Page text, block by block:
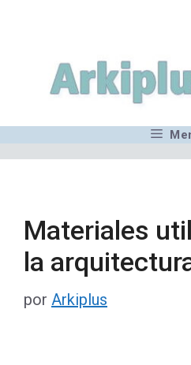
contenido
Materiales
la
por Arkiplus